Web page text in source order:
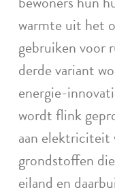
warmte uit het
gebruiken voor
derde variant
energie-
wordt flink
aan elektriciteit
grondstoffen
eiland en